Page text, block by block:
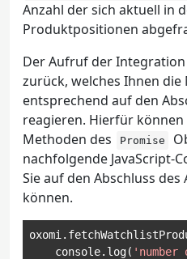
Anzahl der sich aktuell in
Produktpositionen
Der Aufruf der
zurück, welches Ihnen
entsprechend auf den
reagieren. Hierfür können
Methoden des Promise
nachfolgende JavaScript-
Sie auf den Abschluss
können.
oxomi .
    console
. log(